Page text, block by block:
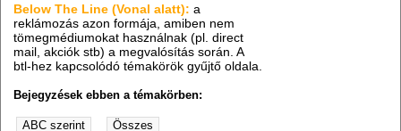
Below The Line (Vonal alatt): a
reklámozás azon formája, amiben nem
tömegmédiumokat használnak (pl. direct
mail, akciók stb) a megvalósítás során. A
btl-hez kapcsolódó témakörök gyűjtő oldala.
Bejegyzések ebben a témakörben: